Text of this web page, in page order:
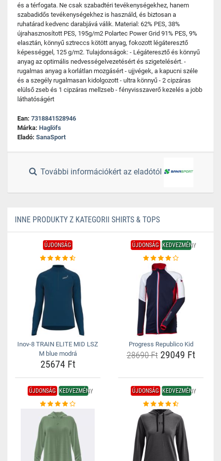
és a térfogata. Ne csak szabadtéri tevékenységekhez, hanem
szabadidős tevékenységekhez is használd, és biztosan a
ruhatárad kedvenc darabjává válik. Material: 62% PES, 38%
újrahasznosított PES, 195g/m2 Polartec Power Grid 91% PES, 9%
elasztán, könnyű sztreccs kötött anyag, fokozott légáteresztő
képességgel, 125 g/m2. Tulajdonságok: - Légáteresztő és könnyű
anyag az optimális nedvességelvezetésért és szigetelésért. -
rugalmas anyag a korlátlan mozgásért - ujjvégek, a kapucni széle
és a szegély rugalmasan kidolgozott - ultra könnyű - 2 cipzáras
elülső zseb és 1 cipzáras mellzseb - fényvisszaverő kezelés a jobb
láthatóságért
Ean: 7318841528946
Márka: Haglöfs
Eladó: SanaSport
További információkért az eladótól
INNE PRODUKTY Z KATEGORII SHIRTS & TOPS
ÚJDONSÁG
Inov-8 TRAIN ELITE MID LSZ
M blue modrá
25674 Ft
ÚJDONSÁG KEDVEZMÉNY
Progress Republico Kid
28690 Ft29049 Ft
ÚJDONSÁG KEDVEZMÉNY ÚJDONSÁG KEDVEZMÉNY